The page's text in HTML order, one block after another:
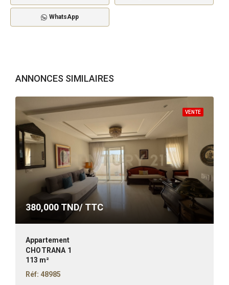
WhatsApp
ANNONCES SIMILAIRES
VENTE
380,000 TND/ TTC
Appartement
CHOTRANA 1
113 m²
Réf: 48985